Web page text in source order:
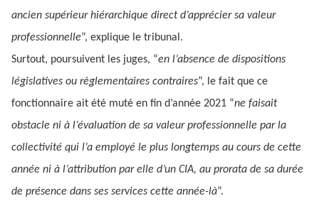
ancien supérieur hiérarchique direct d’apprécier sa valeur
professionnelle”, explique le tribunal.
Surtout, poursuivent les juges, “en l’absence de dispositions
législatives ou règlementaires contraires”, le fait que ce
fonctionnaire ait été muté en fin d’année 2021 “ne faisait
obstacle ni à l’évaluation de sa valeur professionnelle par la
collectivité qui l’a employé le plus longtemps au cours de cette
année ni à l’attribution par elle d’un CIA, au prorata de sa durée
de présence dans ses services cette année-là”.